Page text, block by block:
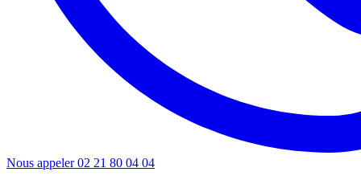
Nous appeler 02 21 80 04 04